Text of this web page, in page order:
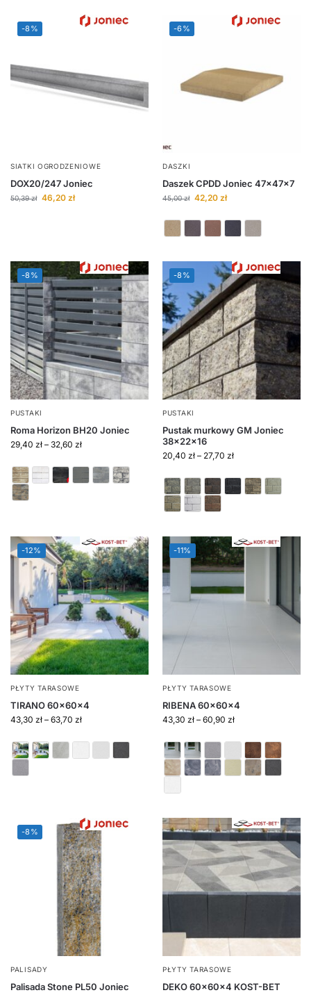
-8%
SIATKI OGRODZENIOWE
DOX20/247 Joniec
50,39zł 46,20 zł
-6%
DASZKI
Daszek CPDD Joniec 47x47x7
45,00zł 42,20 zł
-8%
PUSTAKI
Roma Horizon BH20 Joniec
29,40 zł – 32,60 zł
-8%
PUSTAKI
Pustak murkowy GM Joniec
38x22x16
20,40 zł – 27,70 zł
-12%
PŁYTY TARASOWE
TIRANO 60x60x4
43,30 zł – 63,70 zł
-11%
PŁYTY TARASOWE
RIBENA 60x60x4
43,30 zł – 60,90 zł
-8%
PALISADY
Palisada Stone PL50 Joniec
PŁYTY TARASOWE
DEKO 60x60x4 KOST-BET